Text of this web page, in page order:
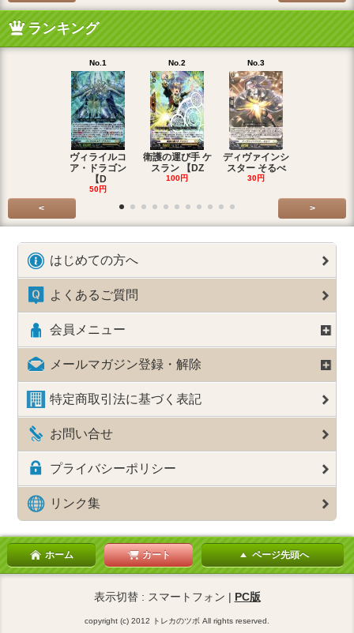
ランキング
No.1
ヴィライルコ
ア・ドラゴン
【D
50円
No.2
衛護の運び手 ケ
スラン 【DZ
100円
No.3
ディヴァインシ
スター そるべ
30円
< >
はじめての方へ
よくあるご質問
会員メニュー
メールマガジン登録・解除
特定商取引法に基づく表記
お問い合せ
プライバシーポリシー
リンク集
ホーム カート ページ先頭へ
表示切替 : スマートフォン | PC版
copyright (c) 2012 トレカのツボ All rights reserved.